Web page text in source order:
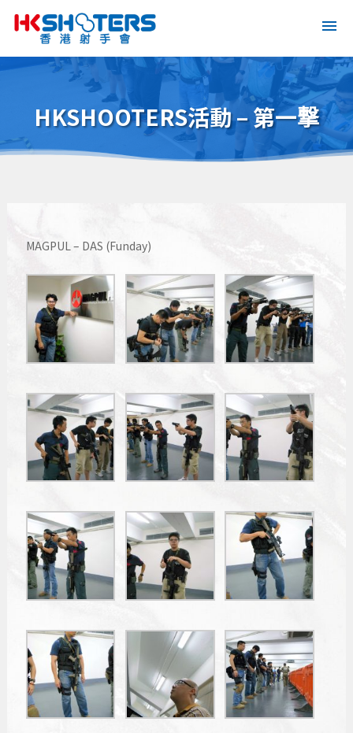
HKSHOOTERS活動 – 第一撃
MAGPUL – DAS (Funday)